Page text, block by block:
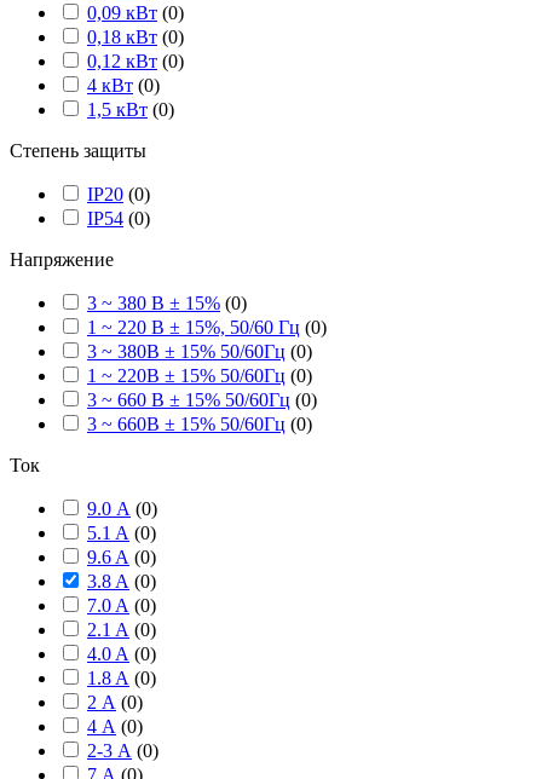
0,09 кВт (0)
0,18 кВт (0)
0,12 кВт (0)
4 кВт (0)
1,5 кВт (0)
Степень защиты
IP20 (0)
IP54 (0)
Напряжение
3 ~ 380 В ± 15% (0)
1 ~ 220 В ± 15%, 50/60 Гц (0)
3 ~ 380В ± 15% 50/60Гц (0)
1 ~ 220В ± 15% 50/60Гц (0)
3 ~ 660 В ± 15% 50/60Гц (0)
3 ~ 660В ± 15% 50/60Гц (0)
Ток
9.0 А (0)
5.1 A (0)
9.6 A (0)
3.8 A (0)
7.0 A (0)
2.1 A (0)
4.0 A (0)
1.8 A (0)
2 А (0)
4 А (0)
2-3 А (0)
7 А (0)